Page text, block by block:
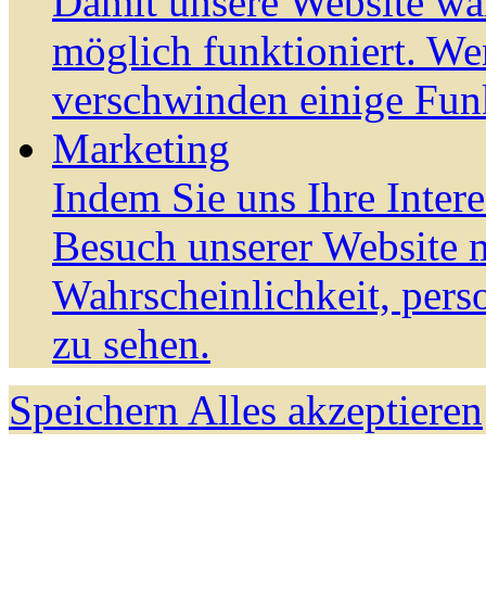
möglich funktioniert.
verschwinden einige
Marketing
Indem Sie uns Ihre
Besuch unserer Website
Wahrscheinlichkeit,
zu sehen.
Speichern Alles akzeptieren